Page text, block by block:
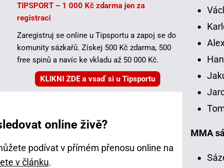
TIPSPORT – 1 000 Kč zdarma jen za
registraci
Zaregistruj se online u Tipsportu a zapoj se do
komunity sázkařů. Získej 500 Kč zdarma, 500
free spinů a navíc ke vkladu až 50 000 Kč.
KLIKNI ZDE a vsaď si u Tipsportu
online živě?
podívat v přímém přenosu online na
v článku.
MMA